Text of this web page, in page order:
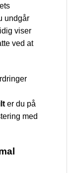
undgår
viser
ved at
er du på
med